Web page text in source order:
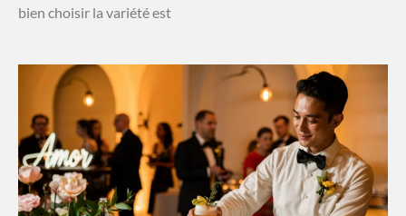
bien choisir la variété est